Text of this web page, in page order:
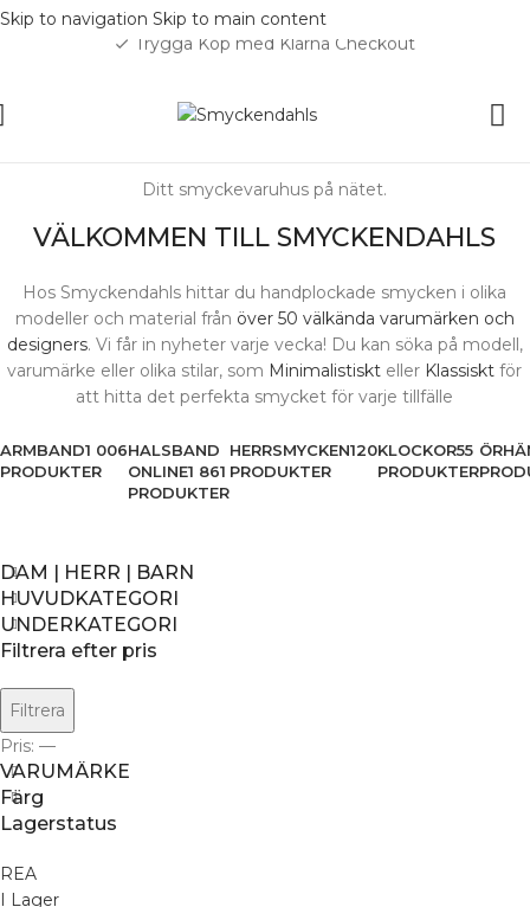
Skip to navigation Skip to main content
check Trygga Köp med Klarna Checkout
Ditt smyckevaruhus på nätet.
VÄLKOMMEN TILL SMYCKENDAHLS
Hos Smyckendahls hittar du handplockade smycken i olika
modeller och material från över 50 välkända varumärken och
designers. Vi får in nyheter varje vecka! Du kan söka på modell,
varumärke eller olika stilar, som Minimalistiskt eller Klassiskt för
att hitta det perfekta smycket för varje tillfälle
ARMBAND1 006
PRODUKTER
HALSBAND
ONLINE1 861
PRODUKTER
HERRSMYCKEN120
PRODUKTER
KLOCKOR55
PRODUKTER
DAM | HERR | BARN
HUVUDKATEGORI
UNDERKATEGORI
Filtrera efter pris
Filtrera
Pris: —
VARUMÄRKE
Färg
Lagerstatus
REA
I Lager